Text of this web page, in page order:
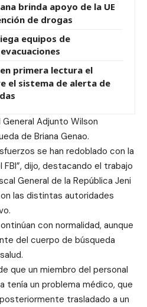
brinda apoyo de la UE
de drogas
equipos de
primera lectura el
el sistema de alerta de
Adjunto Wilson
de Briana Genao.
se han redoblado con la
dijo, destacando el trabajo
General de la República Jeni
las distintas autoridades
con normalidad, aunque
del cuerpo de búsqueda
que un miembro del personal
tenía un problema médico, que
trasladado a un